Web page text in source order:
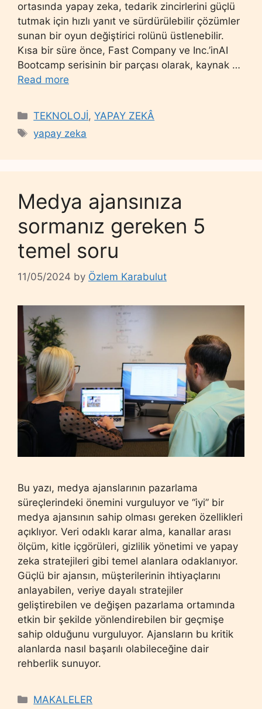
ortasında yapay zeka, tedarik zincirlerini güçlü
tutmak için hızlı yanıt ve sürdürülebilir çözümler
sunan bir oyun değiştirici rolünü üstlenebilir.
Kısa bir süre önce, Fast Company ve Inc.’inAI
Bootcamp serisinin bir parçası olarak, kaynak …
Read more
Categories
TEKNOLOJİ,YAPAY ZEKÂ
Tags
yapay zeka
Medya ajansınıza
sormanız gereken 5
temel soru
11/05/2024 by Özlem Karabulut
Bu yazı, medya ajanslarının pazarlama
süreçlerindeki önemini vurguluyor ve “iyi” bir
medya ajansının sahip olması gereken özellikleri
açıklıyor. Veri odaklı karar alma, kanallar arası
ölçüm, kitle içgörüleri, gizlilik yönetimi ve yapay
zeka stratejileri gibi temel alanlara odaklanıyor.
Güçlü bir ajansın, müşterilerinin ihtiyaçlarını
anlayabilen, veriye dayalı stratejiler
geliştirebilen ve değişen pazarlama ortamında
etkin bir şekilde yönlendirebilen bir geçmişe
sahip olduğunu vurguluyor. Ajansların bu kritik
alanlarda nasıl başarılı olabileceğine dair
rehberlik sunuyor.
Categories
MAKALELER